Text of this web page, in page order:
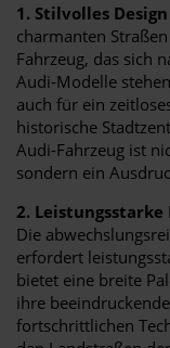
1. Stilvolles
charmanten
Fahrzeug, das sich
Audi-Modelle
auch für ein
historische
Audi-Fahrzeug ist
sondern ein
2.
Die
erfordert
bietet eine breite
ihre
fortschrittlichen